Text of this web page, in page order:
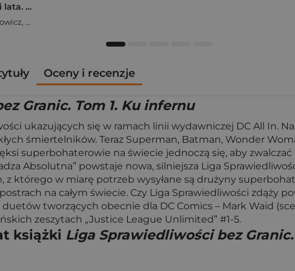
Osiem tygodni lata. Opowiadania na wakacje
, Marta Bijan
Oceny i recenzje
Granic. Tom 1. Ku infernu
ukazujących się w ramach linii wydawniczej DC All In.
śmiertelników. Teraz Superman, Batman, Wonder
superbohaterowie na świecie jednoczą się, aby
Absolutna” powstaje nowa, silniejsza Liga
którego w miarę potrzeb wysyłane są drużyny
na całym świecie. Czy Liga Sprawiedliwości zdąży
tworzących obecnie dla DC Comics – Mark Waid
zeszytach „Justice League Unlimited” #1-5.
książki Liga Sprawiedliwości bez